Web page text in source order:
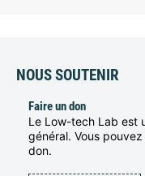
NOUS SOUTENIR
Faire un don
Le Low-tech Lab est
général. Vous
don.